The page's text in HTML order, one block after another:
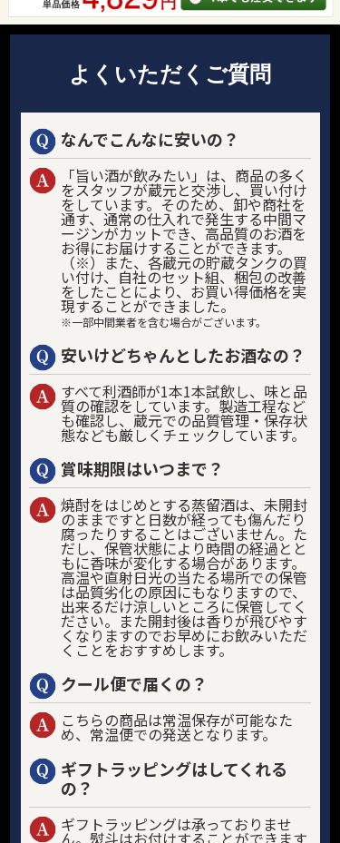
よくいただくご質問
なんでこんなに安いの？
「旨い酒が飲みたい」は、商品の多く
をスタッフが蔵元と交渉し、買い付け
をしています。そのため、卸や商社を
通す、通常の仕入れで発生する中間マ
ージンがカットでき、高品質のお酒を
お得にお届けすることができます。
（※）また、各蔵元の貯蔵タンクの買
い付け、自社のセット組、梱包の改善
をしたことにより、お買い得価格を実
現することができました。
※一部中間業者を含む場合がございます。
安いけどちゃんとしたお酒なの？
すべて利酒師が1本1本試飲し、味と品
質の確認をしています。製造工程など
も確認し、蔵元での品質管理・保存状
態なども厳しくチェックしています。
賞味期限はいつまで？
焼酎をはじめとする蒸留酒は、未開封
のままですと日数が経っても傷んだり
腐ったりすることはございません。た
だし、保管状態により時間の経過とと
もに香味が変化する場合があります。
高温や直射日光の当たる場所での保管
は品質劣化の原因にもなりますので、
出来るだけ涼しいところに保管してく
ださい。また開封後は香りが飛びやす
くなりますのでお早めにお飲みいただ
くことをおすすめします。
クール便で届くの？
こちらの商品は常温保存が可能なた
め、常温便での発送となります。
ギフトラッピングはしてくれる
の？
ギフトラッピングは承っておりませ
ん。熨斗はお付けすることができます